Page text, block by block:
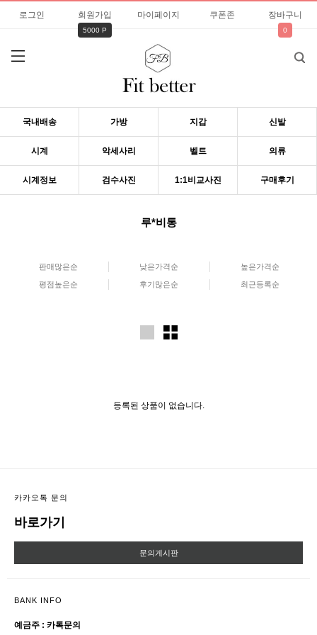
로그인 회원가입
5000 P
마이페이지 쿠폰존 장바구니
0
국내배송 가방 지갑 신발
시계 악세사리 벨트 의류
시계정보 검수사진 1:1비교사진 구매후기
루*비통
판매많은순 낮은가격순 높은가격순
평점높은순 후기많은순 최근등록순
등록된 상품이 없습니다.
카카오톡 문의
바로가기
문의게시판
BANK INFO
예금주 : 카톡문의